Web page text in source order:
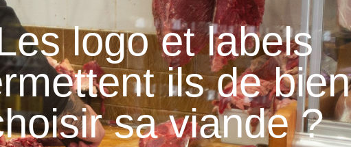
logo et labels
ils de bien
sa viande ?